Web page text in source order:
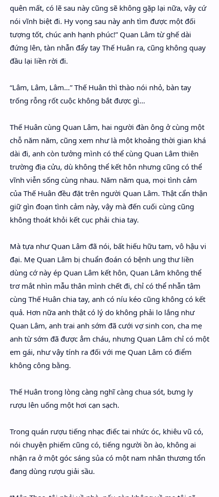
quên mất, có lẽ sau này cũng sẽ không gặp lại nữa, vậy cứ
nói vĩnh biệt đi. Hy vọng sau này anh tìm được một đối
tượng tốt, chúc anh hạnh phúc!” Quan Lâm từ ghế dài
đứng lên, tàn nhẫn đẩy tay Thế Huân ra, cũng không quay
đầu lại liền rời đi.
“Lâm, Lâm, Lâm…” Thế Huân thì thào nói nhỏ, bàn tay
trống rỗng rốt cuộc không bắt được gì…
Thế Huân cùng Quan Lâm, hai người đàn ông ở cùng một
chỗ năm năm, cũng xem như là một khoảng thời gian khá
dài đi, anh còn tưởng mình có thể cùng Quan Lâm thiên
trường địa cửu, dù không thể kết hôn nhưng cũng có thể
vĩnh viễn sống cùng nhau. Năm năm qua, mọi tình cảm
của Thế Huân đều đặt trên người Quan Lâm. Thật cẩn thận
giữ gìn đoạn tình cảm này, vậy mà đến cuối cùng cũng
không thoát khỏi kết cục phải chia tay.
Mà tựa như Quan Lâm đã nói, bất hiếu hữu tam, vô hậu vi
đại. Mẹ Quan Lâm bị chuẩn đoán có bệnh ung thư liền
dùng cớ này ép Quan Lâm kết hôn, Quan Lâm không thể
trơ mắt nhìn mẫu thân mình chết đi, chỉ có thể nhẫn tâm
cùng Thế Huân chia tay, anh có níu kéo cũng không có kết
quả. Hơn nữa anh thật có lý do không phải lo lắng như
Quan Lâm, anh trai anh sớm đã cưới vợ sinh con, cha mẹ
anh từ sớm đã được ẳm cháu, nhưng Quan Lâm chỉ có một
em gái, như vậy tính ra đối với mẹ Quan Lâm có điểm
không công bằng.
Thế Huân trong lòng càng nghĩ càng chua sót, bưng ly
rượu lên uống một hơi cạn sạch.
Trong quán rượu tiếng nhạc điếc tai nhức óc, khiêu vũ có,
nói chuyện phiếm cũng có, tiếng người ồn ào, không ai
nhận ra ở một góc sáng sủa có một nam nhân thương tổn
đang dùng rượu giải sầu.